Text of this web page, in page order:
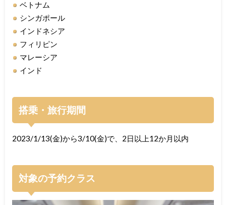
ベトナム
シンガポール
インドネシア
フィリピン
マレーシア
インド
搭乗・旅行期間
2023/1/13(金)から3/10(金)で、2日以上12か月以内
対象の予約クラス